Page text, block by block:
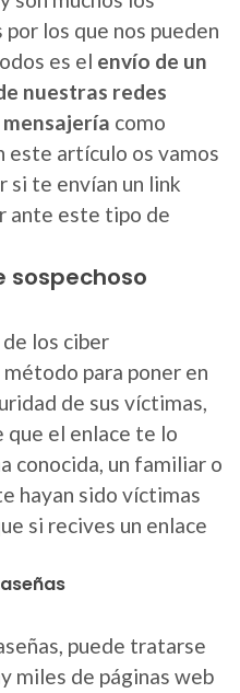
los que nos pueden
es el envío de un
nuestras redes
como
este artículo os vamos
si te envían un link
ante este tipo de
sospechoso
los ciber
para poner en
de sus víctimas,
que el enlace te lo
conocida, un familiar o
hayan sido víctimas
si recives un enlace
puede tratarse
miles de páginas web